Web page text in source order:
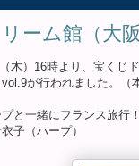
ーム館（大
木）16時より、宝くじ
が行われました。（
と一緒にフランス旅行！
子（ハープ）